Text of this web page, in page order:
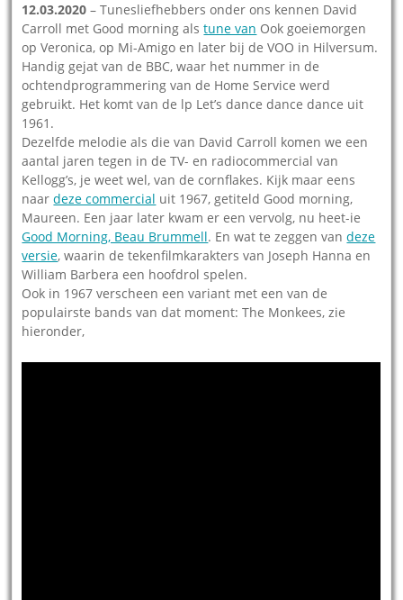
12.03.2020 – Tunesliefhebbers onder ons kennen David
Carroll met Good morning alstune van Ook goeiemorgen
op Veronica, op Mi-Amigo en later bij de VOO in Hilversum.
Handig gejat van de BBC, waar het nummer in de
ochtendprogrammering van de Home Service werd
gebruikt. Het komt van de lp Let’s dance dance dance uit
1961.
Dezelfde melodie als die van David Carroll komen we een
aantal jaren tegen in de TV- en radiocommercial van
Kellogg’s, je weet wel, van de cornflakes. Kijk maar eens
naardeze commercial uit 1967, getiteld Good morning,
Maureen. Een jaar later kwam er een vervolg, nu heet-ie
Good Morning, Beau Brummell. En wat te zeggen vandeze
versie, waarin de tekenfilmkarakters van Joseph Hanna en
William Barbera een hoofdrol spelen.
Ook in 1967 verscheen een variant met een van de
populairste bands van dat moment: The Monkees, zie
hieronder,